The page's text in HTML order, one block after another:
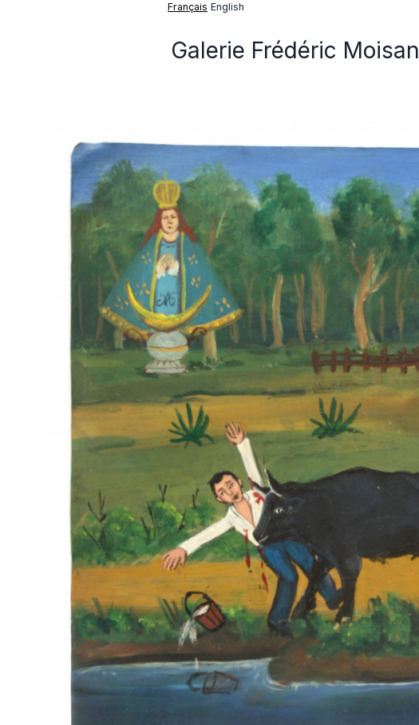
Français English
Galerie Frédéric Moisan